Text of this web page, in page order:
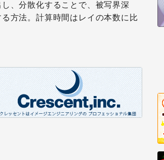
、分散化することで、被写界深
方法。計算時間はレイの本数に比